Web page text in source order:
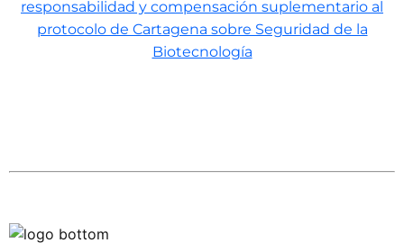
responsabilidad y compensación suplementario al
protocolo de Cartagena sobre Seguridad de la
Biotecnología